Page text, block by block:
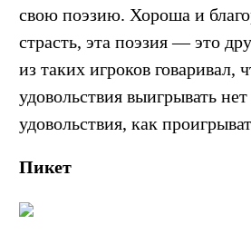
свою поэзию. Хороша и
страсть, эта поэзия — это
из таких игроков говаривал,
удовольствия выигрывать
удовольствия, как
Пикет